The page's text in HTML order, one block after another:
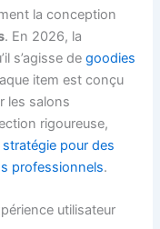
la conception
. En 2026, la
s’agisse degoodies
item est conçu
les salons
rigoureuse,
stratégie pour des
professionnels.
utilisateur